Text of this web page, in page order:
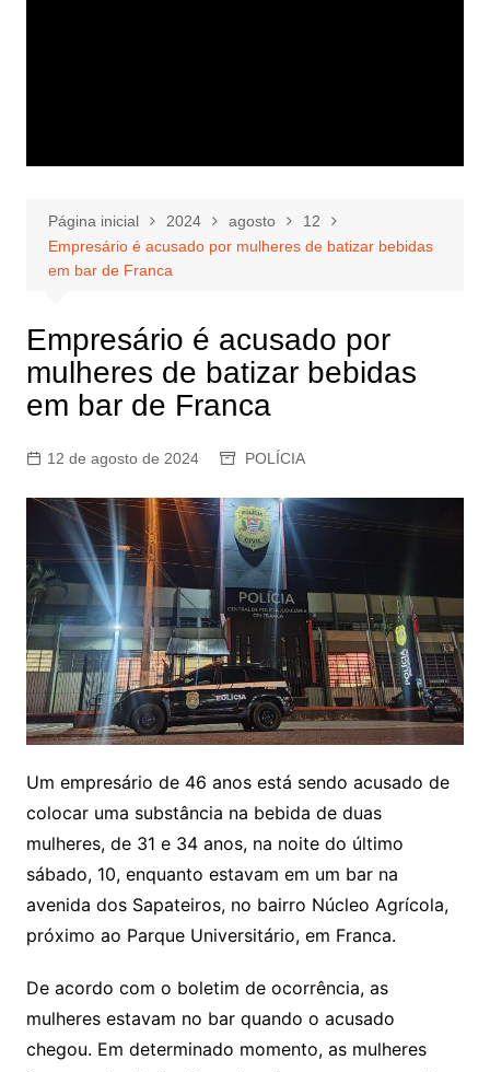
Página inicial 2024 agosto
12
Empresário é acusado por mulheres de batizar bebidas
em bar de Franca
Empresário é acusado por
mulheres de batizar bebidas
em bar de Franca
12 de agosto de 2024 POLÍCIA
Um empresário de 46 anos está sendo acusado de
colocar uma substância na bebida de duas
mulheres, de 31 e 34 anos, na noite do último
sábado, 10, enquanto estavam em um bar na
avenida dos Sapateiros, no bairro Núcleo Agrícola,
próximo ao Parque Universitário, em Franca.
De acordo com o boletim de ocorrência, as
mulheres estavam no bar quando o acusado
chegou. Em determinado momento, as mulheres